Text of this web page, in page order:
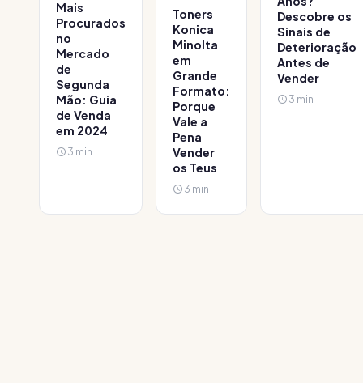
Mais
Procurados
no
Mercado
de
Segunda
Mão: Guia
de Venda
em 2024
3 min
Toners
Konica
Minolta
em
Grande
Formato:
Porque
Vale a
Pena
Vender
os Teus
3 min
Descobre os
Sinais de
Deterioração
Antes de
Vender
3 min